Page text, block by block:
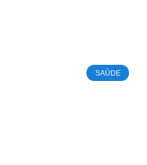
SAÚDE